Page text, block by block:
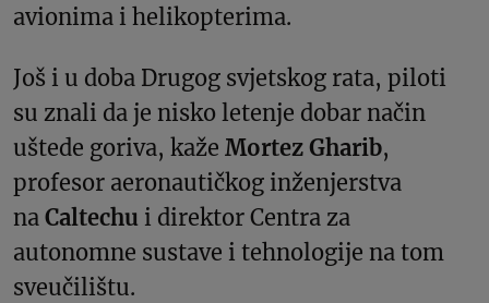
avionima i helikopterima.
Još i u doba Drugog svjetskog rata, piloti
su znali da je nisko letenje dobar način
uštede goriva, kaže Mortez Gharib,
profesor aeronautičkog inženjerstva
na Caltechu i direktor Centra za
autonomne sustave i tehnologije na tom
sveučilištu.